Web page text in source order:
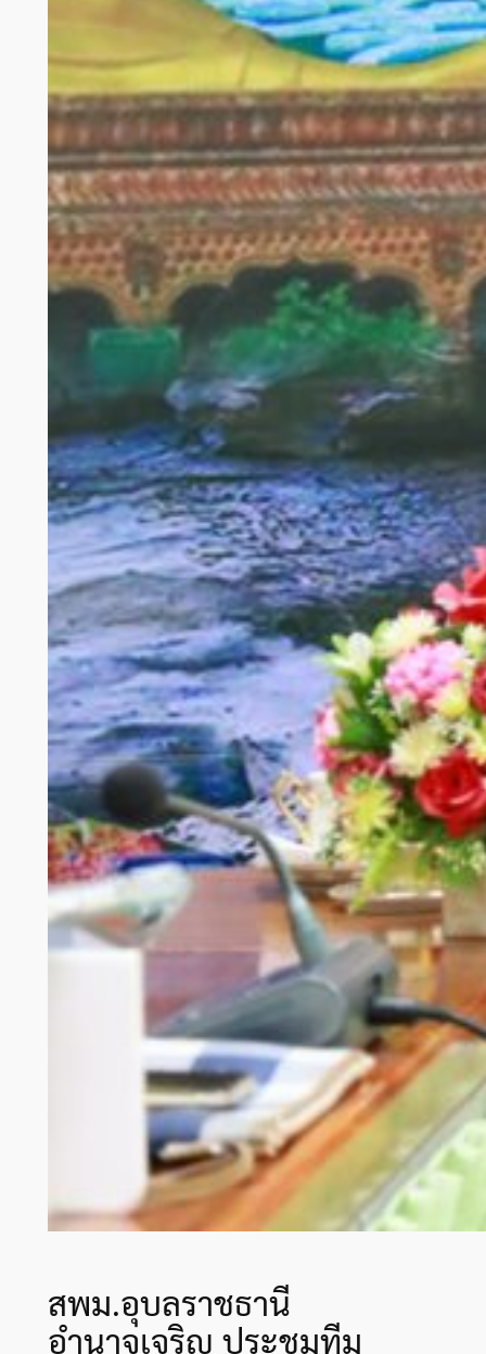
สพม.อุบลราชธานี
อำนาจเจริญ ประชุมทีม